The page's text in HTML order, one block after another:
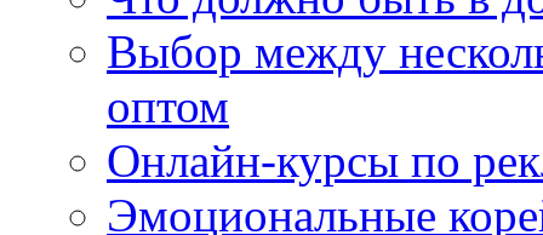
Выбор между
оптом
Онлайн-курсы по
Эмоциональные